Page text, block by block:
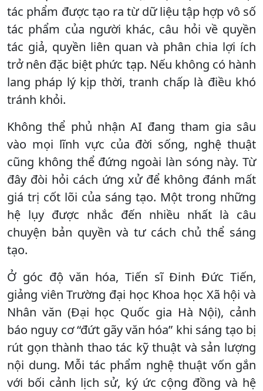
tác phẩm được tạo ra từ dữ liệu tập hợp vô số
tác phẩm của người khác, câu hỏi về quyền
tác giả, quyền liên quan và phân chia lợi ích
trở nên đặc biệt phức tạp. Nếu không có hành
lang pháp lý kịp thời, tranh chấp là điều khó
tránh khỏi.
Không thể phủ nhận AI đang tham gia sâu
vào mọi lĩnh vực của đời sống, nghệ thuật
cũng không thể đứng ngoài làn sóng này. Từ
đây đòi hỏi cách ứng xử để không đánh mất
giá trị cốt lõi của sáng tạo. Một trong những
hệ lụy được nhắc đến nhiều nhất là câu
chuyện bản quyền và tư cách chủ thể sáng
tạo.
Ở góc độ văn hóa, Tiến sĩ Đinh Đức Tiến,
giảng viên Trường đại học Khoa học Xã hội và
Nhân văn (Đại học Quốc gia Hà Nội), cảnh
báo nguy cơ “đứt gãy văn hóa” khi sáng tạo bị
rút gọn thành thao tác kỹ thuật và sản lượng
nội dung. Mỗi tác phẩm nghệ thuật vốn gắn
với bối cảnh lịch sử, ký ức cộng đồng và hệ